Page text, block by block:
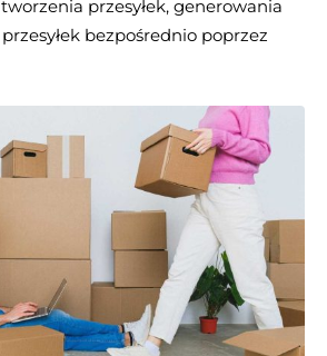
przesyłek, generowania
bezpośrednio poprzez